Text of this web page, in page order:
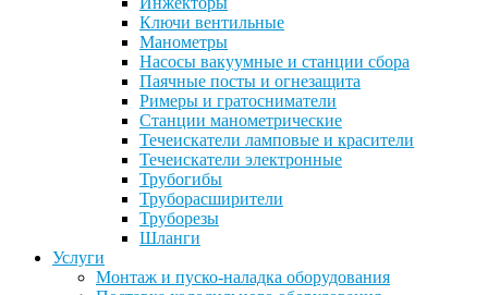
Ключи вентильные
Манометры
Насосы вакуумные и станции сбора
Паячные посты и огнезащита
Римеры и гратосниматели
Станции манометрические
Течеискатели ламповые и красители
Течеискатели электронные
Трубогибы
Труборасширители
Труборезы
Шланги
Услуги
Монтаж и пуско-наладка оборудования